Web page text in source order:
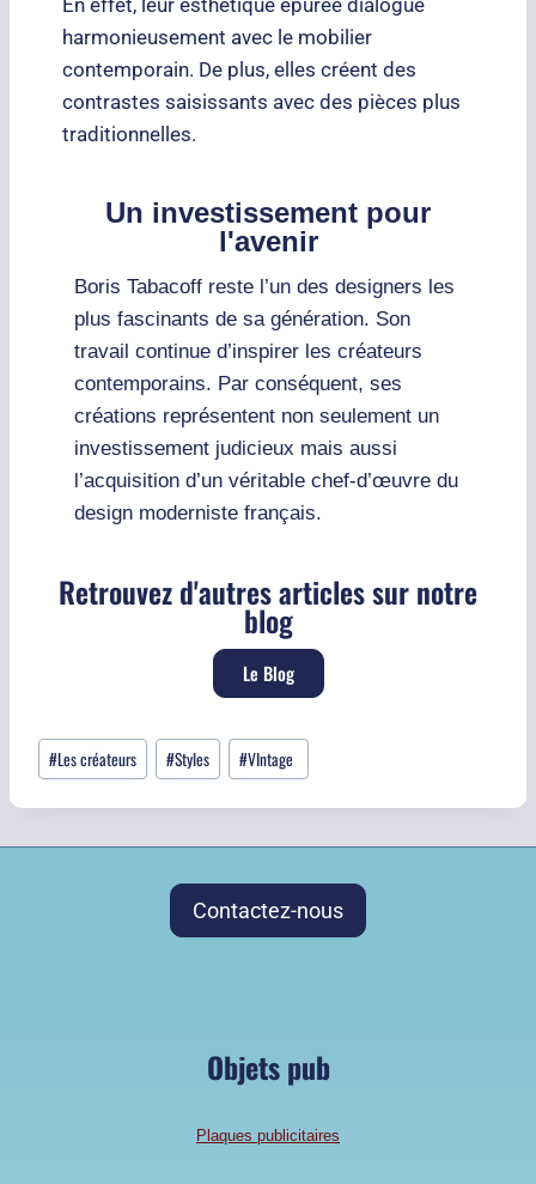
En effet, leur esthétique épurée dialogue
harmonieusement avec le mobilier
contemporain. De plus, elles créent des
contrastes saisissants avec des pièces plus
traditionnelles.
Un investissement pour
l'avenir
Boris Tabacoff reste l’un des designers les
plus fascinants de sa génération. Son
travail continue d’inspirer les créateurs
contemporains. Par conséquent, ses
créations représentent non seulement un
investissement judicieux mais aussi
l’acquisition d’un véritable chef-d’œuvre du
design moderniste français.
Retrouvez d'autres articles sur notre
blog
Le Blog
#Les créateurs #Styles #VIntage
Contactez-nous
Objets pub
Plaques publicitaires